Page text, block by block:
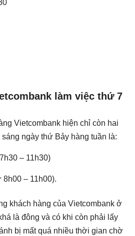
làm việc thứ 7
Vietcombank hiện chỉ còn hai
ngày thứ Bảy hàng tuần là:
– 11h30)
– 11h00).
khách hàng của Vietcombank ở
là đông và có khi còn phải lấy
bị mất quá nhiều thời gian chờ